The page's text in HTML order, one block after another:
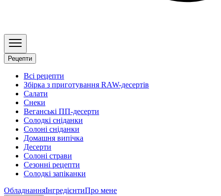
Рецепти
Всі рецепти
Збірка з приготування RAW-десертів
Салати
Снеки
Веганські ПП-десерти
Солодкі сніданки
Солоні сніданки
Домашня випічка
Десерти
Солоні страви
Сезонні рецепти
Cолодкі запіканки
ОбладнанняІнгрeдієнтиПро мене